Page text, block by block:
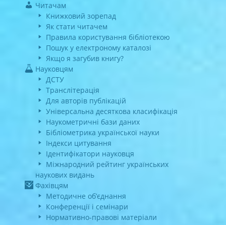
Читачам
Книжковий зорепад
Як стати читачем
Правила користування бібліотекою
Пошук у електроному каталозі
Якщо я загубив книгу?
Науковцям
ДСТУ
Транслітерація
Для авторів публікацій
Універсальна десяткова класифікація
Наукометричні бази даних
Бібліометрика української науки
Індекси цитування
Ідентифікатори науковця
Міжнародний рейтинг українських
наукових видань
Фахівцям
Методичне об’єднання
Конференції і семінари
Нормативно-правові матеріали